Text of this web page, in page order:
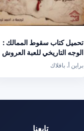
تحميل كتاب سقوط الممالك :
الوجه التاريخي للعبة العروش
PDF مجانا
براين أ. بافلاك
تابعنا